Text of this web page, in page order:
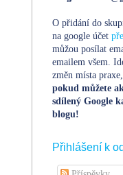
O přidání do
na google účet
můžou posílat
emailem všem.
změn místa
pokud můžete
sdílený Google
blogu!
Přihlášení k